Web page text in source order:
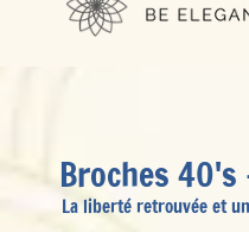
Broches
La liberté retrouvée et